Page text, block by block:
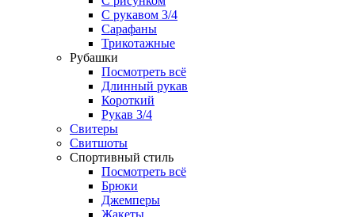
С рукавом 3/4
Сарафаны
Трикотажные
Рубашки
Посмотреть всё
Длинный рукав
Короткий
Рукав 3/4
Свитеры
Свитшоты
Спортивный стиль
Посмотреть всё
Брюки
Джемперы
Жакеты